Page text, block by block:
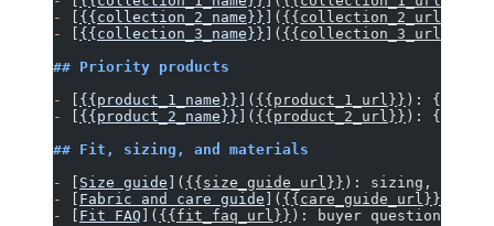
-
{{collection_2_name}} ]( {{collection_2_url}}
-
{{collection_3_name}} ]( {{collection_3_url}}
## Priority products
-
{{product_1_name}} ]( {{product_1_url}} ):
-
{{product_2_name}} ]( {{product_2_url}} ):
## Fit, sizing, and materials
-
Size guide ]( {{size_guide_url}} ): sizing,
-
Fabric and care guide ]( {{care_guide_url}}
-
Fit FAQ ]( {{fit_faq_url}} ): buyer questions